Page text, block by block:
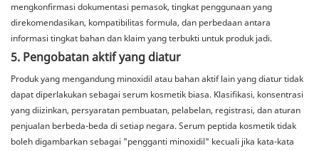
mengkonfirmasi dokumentasi pemasok, tingkat penggunaan yang
direkomendasikan, kompatibilitas formula, dan perbedaan antara
informasi tingkat bahan dan klaim yang terbukti untuk produk jadi.
5. Pengobatan aktif yang diatur
Produk yang mengandung minoxidil atau bahan aktif lain yang diatur tidak
dapat diperlakukan sebagai serum kosmetik biasa. Klasifikasi, konsentrasi
yang diizinkan, persyaratan pembuatan, pelabelan, registrasi, dan aturan
penjualan berbeda-beda di setiap negara. Serum peptida kosmetik tidak
boleh digambarkan sebagai "pengganti minoxidil" kecuali jika kata-kata